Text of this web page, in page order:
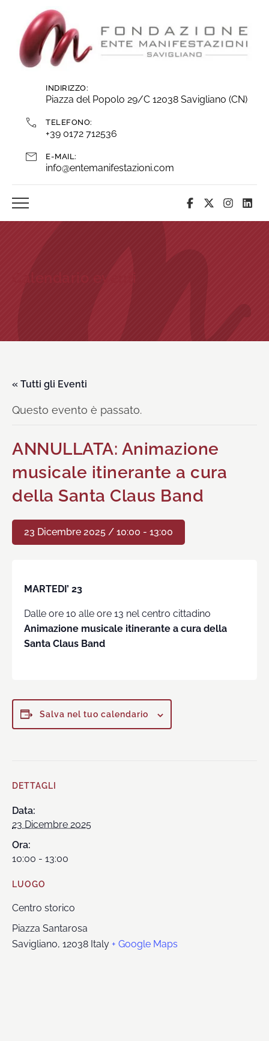
contenuti
INDIRIZZO:
Piazza del Popolo 29/C 12038 Savigliano (CN)
TELEFONO:
+39 0172 712536
E-MAIL:
info@entemanifestazioni.com
« Tutti gli Eventi
Questo evento è passato.
ANNULLATA: Animazione
musicale itinerante a cura
della Santa Claus Band
23 Dicembre 2025 / 10:00 - 13:00
MARTEDI’ 23
Dalle ore 10 alle ore 13 nel centro cittadino
Animazione musicale itinerante a cura della
Santa Claus Band
Salva nel tuo calendario
DETTAGLI
Data:
23 Dicembre 2025
Ora:
10:00 - 13:00
LUOGO
Centro storico
Piazza Santarosa
Savigliano, 12038 Italy + Google Maps